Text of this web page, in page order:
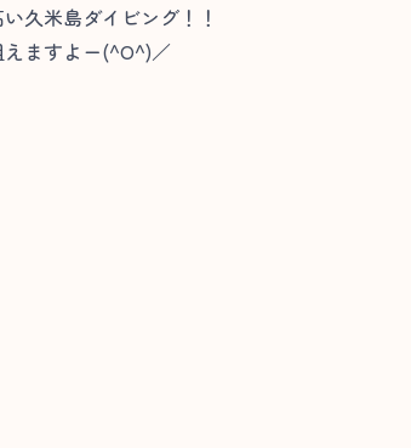
久米島ダイビング！！
ますよー(^O^)／